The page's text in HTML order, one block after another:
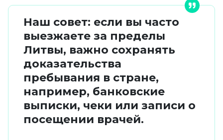
Наш совет: если вы часто
выезжаете за пределы
Литвы, важно сохранять
доказательства
пребывания в стране,
например, банковские
выписки, чеки или записи о
посещении врачей.